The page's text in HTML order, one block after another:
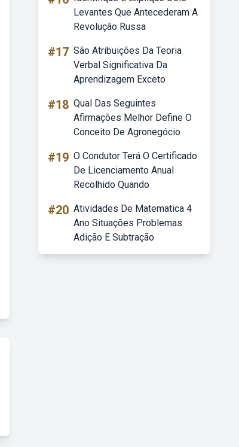
Levantes Que Antecederam A
Revolução Russa
#17 São Atribuições Da Teoria
Verbal Significativa Da
Aprendizagem Exceto
#18 Qual Das Seguintes
Afirmações Melhor Define O
Conceito De Agronegócio
#19 O Condutor Terá O Certificado
De Licenciamento Anual
Recolhido Quando
#20 Atividades De Matematica 4
Ano Situações Problemas
Adição E Subtração